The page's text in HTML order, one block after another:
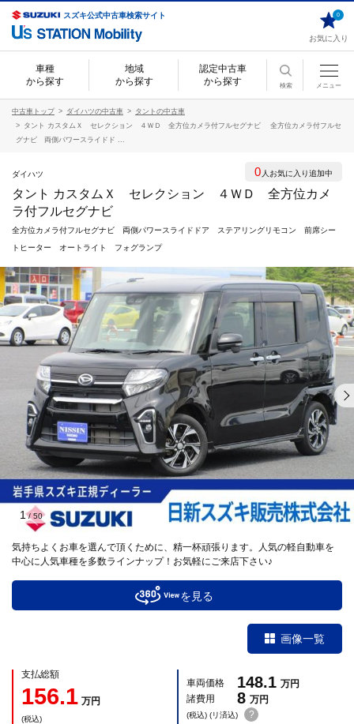
スズキ公式中古車検索サイト
お気に入り
0
車種
から探す
地域
から探す
認定中古車
から探す
検索 メニュー
中古車トップ ダイハツの中古車
タントの中古車
タント カスタムＸ セレクション ４ＷＤ 全方位カメラ付フルセグナビ 全方位カメラ付フルセ
グナビ 両側パワースライドド ...
ダイハツ
タント カスタムＸ セレクション ４ＷＤ 全方位カメ
ラ付フルセグナビ
全方位カメラ付フルセグナビ 両側パワースライドドア ステアリングリモコン 前席シー
トヒーター オートライト フォグランプ
気持ちよくお車を選んで頂くために、精一杯頑張ります。人気の軽自動車を
中心に人気車種を多数ラインナップ！お気軽にご来店下さい♪
1/ 50
を見る
画像一覧
支払総額
156.1 万円
(税込)
車両価格 148.1 万円
諸費用
8 万円
(税込) (リ済込) ?
0 人お気に入り追加中